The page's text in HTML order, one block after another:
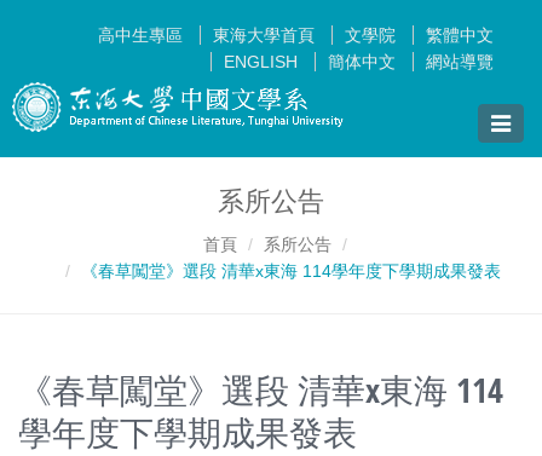
高中生專區 東海大學首頁 文學院
繁體中文
ENGLISH
簡体中文 網站導覽
Toggle
系所公告
首頁
系所公告
《春草闖堂》選段 清華x東海 114學年度下學期成果發表
《春草闖堂》選段 清華x東海 114
學年度下學期成果發表